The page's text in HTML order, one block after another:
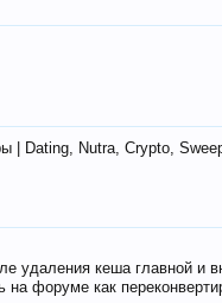
| Dating, Nutra, Crypto,
кеша главной и
на форуме как